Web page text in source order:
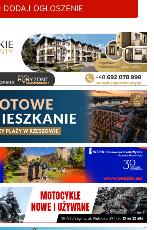
DODAJ OGŁOSZENIE